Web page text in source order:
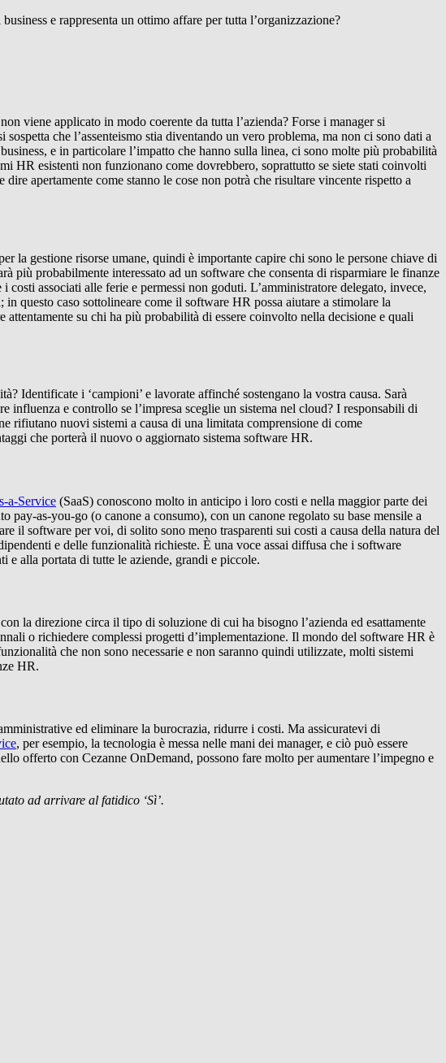
e rappresenta un ottimo affare per tutta l’organizzazione?
non viene applicato in modo coerente da tutta l’azienda? Forse i manager si
che l’assenteismo stia diventando un vero problema, ma non ci sono dati a
e in particolare l’impatto che hanno sulla linea, ci sono molte più probabilità
HR esistenti non funzionano come dovrebbero, soprattutto se siete stati coinvolti
apertamente come stanno le cose non potrà che risultare vincente rispetto a
la gestione risorse umane, quindi è importante capire chi sono le persone chiave di
più probabilmente interessato ad un software che consenta di risparmiare le finanze
costi associati alle ferie e permessi non goduti. L’amministratore delegato, invece,
questo caso sottolineare come il software HR possa aiutare a stimolare la
su chi ha più probabilità di essere coinvolto nella decisione e quali
Identificate i ‘campioni’ e lavorate affinché sostengano la vostra causa. Sarà
e controllo se l’impresa sceglie un sistema nel cloud? I responsabili di
rifiutano nuovi sistemi a causa di una limitata comprensione di come
che porterà il nuovo o aggiornato sistema software HR.
a-Service (SaaS) conoscono molto in anticipo i loro costi e nella maggior parte dei
pay-as-you-go (o canone a consumo), con un canone regolato su base mensile a
il software per voi, di solito sono meno trasparenti sui costi a causa della natura del
e delle funzionalità richieste. È una voce assai diffusa che i software
alla portata di tutte le aziende, grandi e piccole.
la direzione circa il tipo di soluzione di cui ha bisogno l’azienda ed esattamente
o richiedere complessi progetti d’implementazione. Il mondo del software HR è
che non sono necessarie e non saranno quindi utilizzate, molti sistemi
HR.
ed eliminare la burocrazia, ridurre i costi. Ma assicuratevi di
, per esempio, la tecnologia è messa nelle mani dei manager, e ciò può essere
offerto con Cezanne OnDemand, possono fare molto per aumentare l’impegno e
ad arrivare al fatidico ‘Sì’.